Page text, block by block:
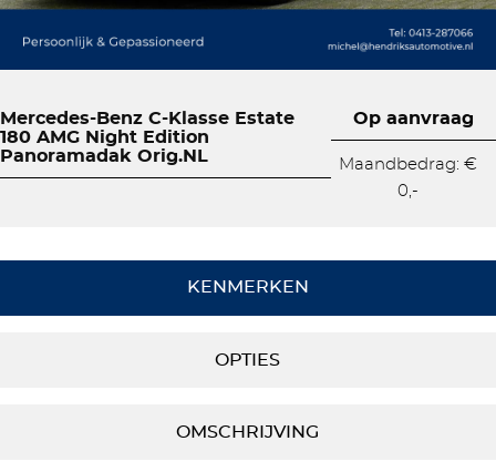
Mercedes-Benz C-Klasse Estate
180 AMG Night Edition
Panoramadak Orig.NL
Op aanvraag
Maandbedrag: €
0,-
KENMERKEN
OPTIES
OMSCHRIJVING